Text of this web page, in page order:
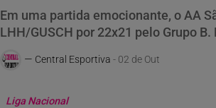
Em uma partida emocionante, o AA
LHH/GUSCH por 22x21 pelo Grupo
Central Esportiva - 02 de Out
Liga Nacional